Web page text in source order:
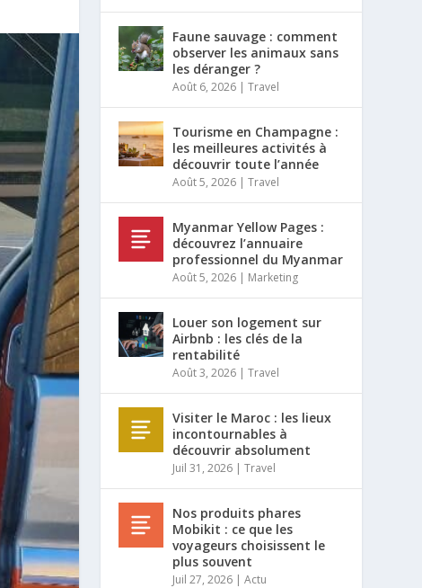
Faune sauvage : comment
observer les animaux sans
les déranger ?
Août 6, 2026 |Travel
Tourisme en Champagne :
les meilleures activités à
découvrir toute l’année
Août 5, 2026 |Travel
Myanmar Yellow Pages :
découvrez l’annuaire
professionnel du Myanmar
Août 5, 2026 | Marketing
Louer son logement sur
Airbnb : les clés de la
rentabilité
Août 3, 2026 |Travel
Visiter le Maroc : les lieux
incontournables à
découvrir absolument
Juil 31, 2026 |Travel
Nos produits phares
Mobikit : ce que les
voyageurs choisissent le
plus souvent
Juil 27, 2026 |Actu